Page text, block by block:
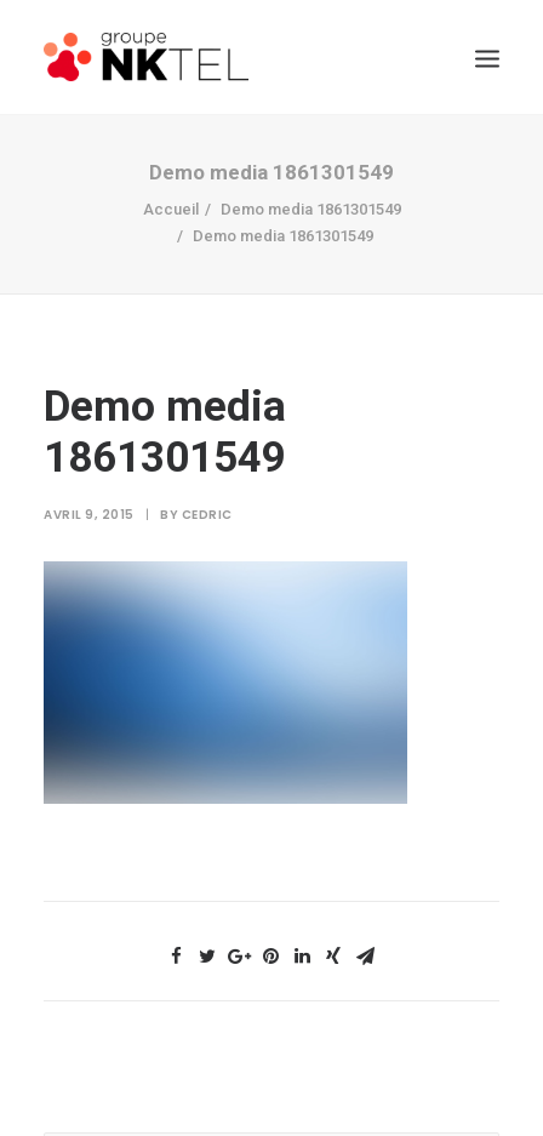
Demo media 1861301549
Accueil
Demo media 1861301549
Demo media 1861301549
Demo media
1861301549
AVRIL 9, 2015 | BY CEDRIC